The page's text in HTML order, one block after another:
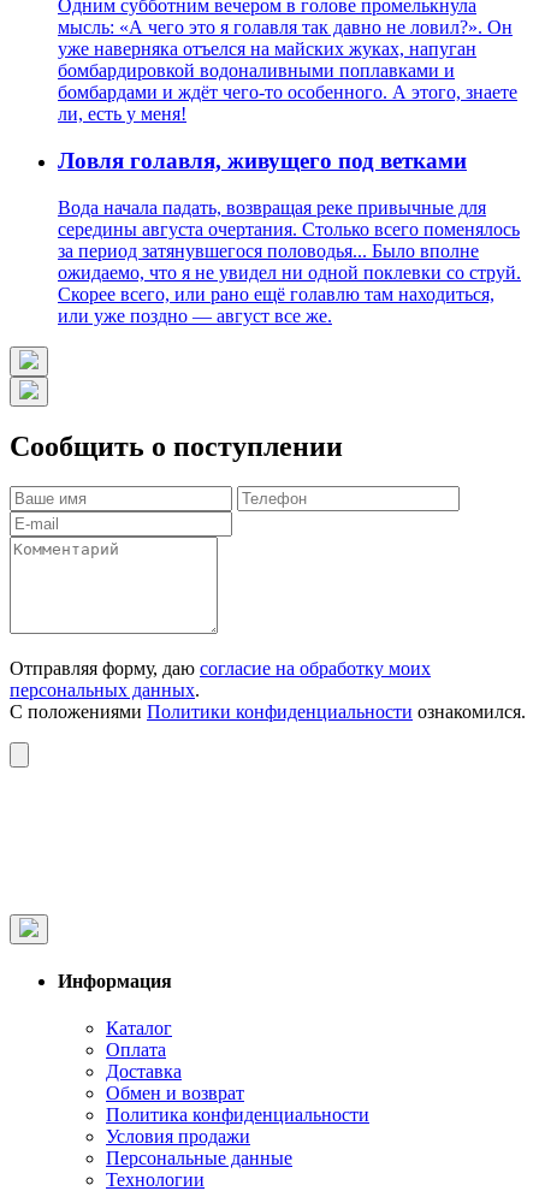
Одним субботним вечером в голове промелькнула
мысль: «А чего это я голавля так давно не ловил?». Он
уже наверняка отъелся на майских жуках, напуган
бомбардировкой водоналивными поплавками и
бомбардами и ждёт чего-то особенного. А этого, знаете
ли, есть у меня!
Ловля голавля, живущего под ветками
Вода начала падать, возвращая реке привычные для
середины августа очертания. Столько всего поменялось
за период затянувшегося половодья... Было вполне
ожидаемо, что я не увидел ни одной поклевки со струй.
Скорее всего, или рано ещё голавлю там находиться,
или уже поздно — август все же.
Сообщить о поступлении
Отправляя форму, даю согласие на обработку моих
персональных данных.
С положениями Политики конфиденциальности ознакомился.
Информация
Каталог
Оплата
Доставка
Обмен и возврат
Политика конфиденциальности
Условия продажи
Персональные данные
Технологии